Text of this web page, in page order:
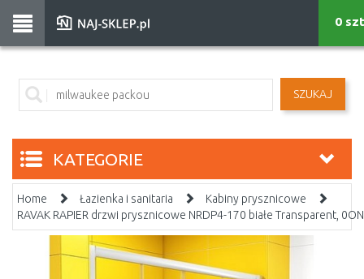
SZUKAJ
0 szt
KATEGORIE
Home Łazienka i sanitaria
Kabiny prysznicowe
RAVAK RAPIER drzwi prysznicowe NRDP4-170 białe Transparent,